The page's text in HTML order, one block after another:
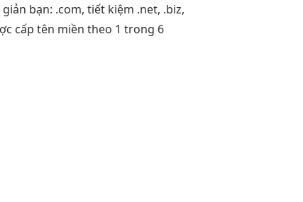
bạn: .com,tiết kiệm .net, .biz,
cấp tên miền theo 1 trong 6